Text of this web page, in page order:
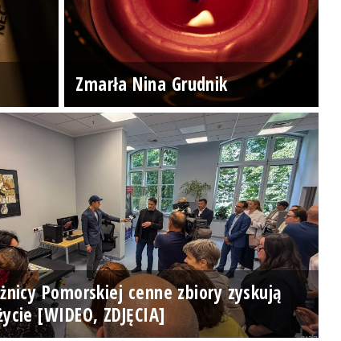
Zmarła Nina Grudnik
Pomorskiej cenne zbiory zyskują
[WIDEO, ZDJĘCIA]